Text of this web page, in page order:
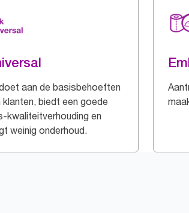
aan de basisbehoeften
klanten, biedt een goede
kwaliteitverhouding en
weinig onderhoud.